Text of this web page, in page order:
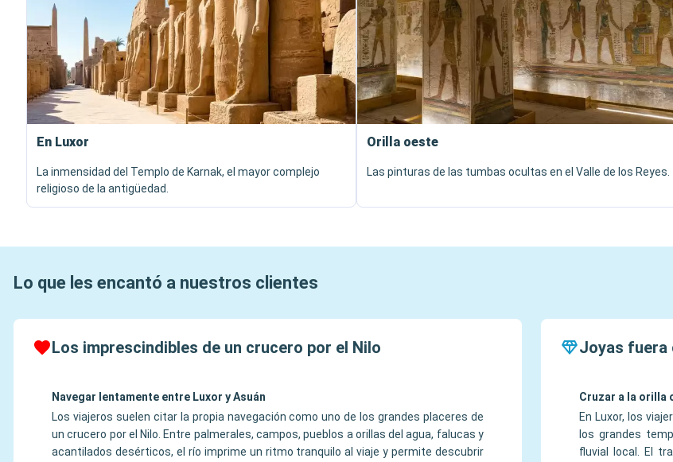
En Luxor
La inmensidad del Templo de Karnak, el mayor complejo
religioso de la antigüedad.
Orilla oeste
Las pinturas de las tumbas ocultas en el Valle de los Reyes.
Lo que les encantó a nuestros clientes
Los imprescindibles de un crucero por el Nilo
Navegar lentamente entre Luxor y Asuán
Los viajeros suelen citar la propia navegación como uno de los grandes placeres de
un crucero por el Nilo. Entre palmerales, campos, pueblos a orillas del agua, falucas y
acantilados desérticos, el río imprime un ritmo tranquilo al viaje y permite descubrir
Joyas fuera
Cruzar a la orilla
En Luxor, los
los grandes
fluvial local. El